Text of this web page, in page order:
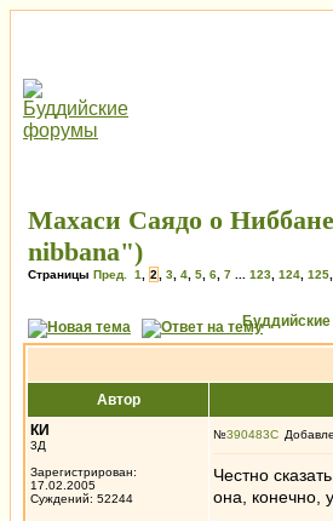
Махаси Саядо о
nibbana")
Страницы Пред. 1 2 3 4 5 6 7 123 124 125
Автор
КИ
3Д
Зарегистрирован:
17.02.2005
Суждений: 52244
№390483
Честно
она, конечно,